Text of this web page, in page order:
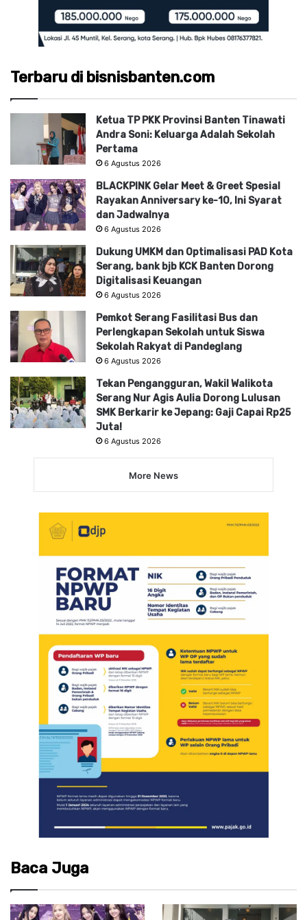
Terbaru di bisnisbanten.com
Ketua TP PKK Provinsi Banten Tinawati
Andra Soni: Keluarga Adalah Sekolah
Pertama
6 Agustus 2026
BLACKPINK Gelar Meet & Greet Spesial
Rayakan Anniversary ke-10, Ini Syarat
dan Jadwalnya
6 Agustus 2026
Dukung UMKM dan Optimalisasi PAD Kota
Serang, bank bjb KCK Banten Dorong
Digitalisasi Keuangan
6 Agustus 2026
Pemkot Serang Fasilitasi Bus dan
Perlengkapan Sekolah untuk Siswa
Sekolah Rakyat di Pandeglang
6 Agustus 2026
Tekan Pengangguran, Wakil Walikota
Serang Nur Agis Aulia Dorong Lulusan
SMK Berkarir ke Jepang: Gaji Capai Rp25
Juta!
6 Agustus 2026
More News
Baca Juga